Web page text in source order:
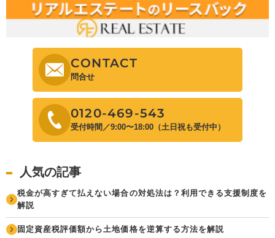
CONTACT
問合せ
0120-469-543
受付時間／9:00〜18:00（土日祝も受付中）
人気の記事
税金が高すぎて払えない場合の対処法は？利用できる支援制度を
解説
固定資産税評価額から土地価格を逆算する方法を解説